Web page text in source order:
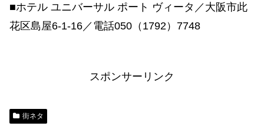
■ホテル ユニバーサル ポート ヴィータ／大阪市此
花区島屋6-1-16／電話050（1792）7748
スポンサーリンク
街ネタ